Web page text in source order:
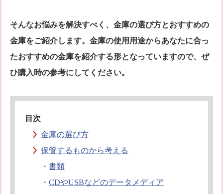
オフィシャルブログ お得なコース割引
TV出演実績 法人向け提携サービス
そんなお悩みを解決すべく、金庫の選び方とおすすめの
金庫をご紹介します。金庫の使用用途からあなたに合っ
たおすすめの金庫を紹介する形となっていますので、ぜ
ひ購入時の参考にしてください。
目次
金庫の選び方
保管するものから考える
・ 書類
・ CDやUSBなどのデータメディア